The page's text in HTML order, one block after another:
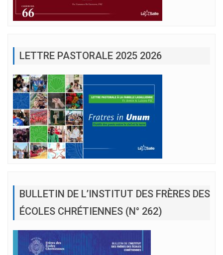
LETTRE PASTORALE 2025 2026
BULLETIN DE L’INSTITUT DES FRÈRES DES
ÉCOLES CHRÉTIENNES (N° 262)